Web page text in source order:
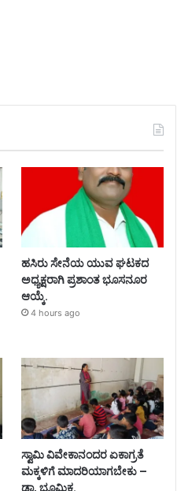
ಹಸಿರು ಸೇನೆಯ ಯುವ ಘಟಕದ
ಅಧ್ಯಕ್ಷರಾಗಿ ಪ್ರಶಾಂತ ಭೂಸನೂರ
ಆಯ್ಕೆ.
4 hours ago
ಸ್ವಾಮಿ ವಿವೇಕಾನಂದರ ಏಕಾಗ್ರತೆ
ಮಕ್ಕಳಿಗೆ ಮಾದರಿಯಾಗಬೇಕು –
ಡಾ, ಭೂಮಿಕ.